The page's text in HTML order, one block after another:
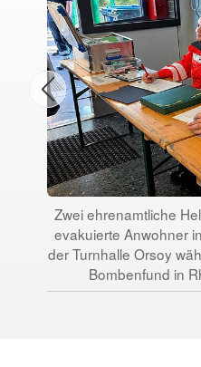
Zwei ehrenamtliche
evakuierte Anwohner
der Turnhalle Orsoy
Bombenfund in